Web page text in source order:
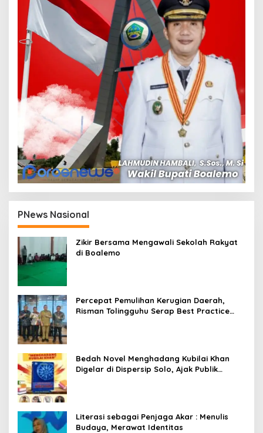
PNews Nasional
Zikir Bersama Mengawali Sekolah Rakyat
di Boalemo
Percepat Pemulihan Kerugian Daerah,
Risman Tolingguhu Serap Best Practice
Bedah Novel Menghadang Kubilai Khan
Digelar di Dispersip Solo, Ajak Publik
Literasi sebagai Penjaga Akar : Menulis
Budaya, Merawat Identitas